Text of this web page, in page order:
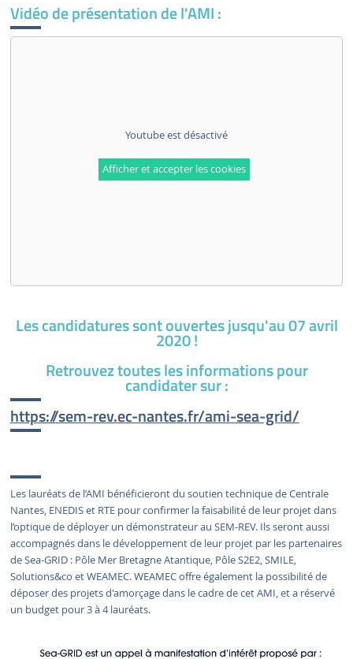
Vidéo de présentation de l'AMI :
Youtube est désactivé
Afficher et accepter les cookies
Les candidatures sont ouvertes jusqu'au 07 avril
2020 !
Retrouvez toutes les informations pour
candidater sur :
https://sem-rev.ec-nantes.fr/ami-sea-grid/
Les lauréats de l’AMI bénéficieront du soutien technique de Centrale
Nantes, ENEDIS et RTE pour confirmer la faisabilité de leur projet dans
l’optique de déployer un démonstrateur au SEM-REV. Ils seront aussi
accompagnés dans le développement de leur projet par les partenaires
de Sea-GRID : Pôle Mer Bretagne Atantique, Pôle S2E2, SMILE,
Solutions&co et WEAMEC. WEAMEC offre également la possibilité de
déposer des projets d'amorçage dans le cadre de cet AMI, et a réservé
un budget pour 3 à 4 lauréats.